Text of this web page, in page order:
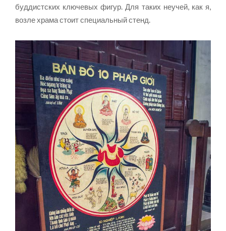
буддистских ключевых фигур. Для таких неучей, как я,
возле храма стоит специальный стенд.